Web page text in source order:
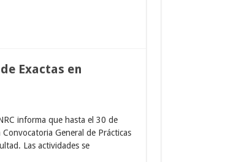
Exactas en
informa que hasta el 30 de
General de Prácticas
Las actividades se